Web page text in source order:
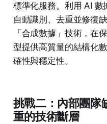
標準化服務。利用 AI 數
自動識別、去重並修復
「合成數據」技術，在
型提供高質量的結構化
確性與穩定性。
挑戰二：內部團隊
重的技術斷層